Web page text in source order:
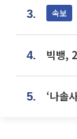
3. 속보
4.
5.